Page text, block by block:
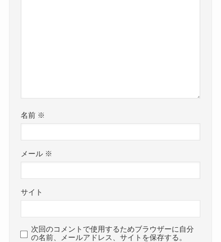
名前 ※
メール ※
サイト
次回のコメントで使用するためブラウザーに自分
の名前、メールアドレス、サイトを保存する。